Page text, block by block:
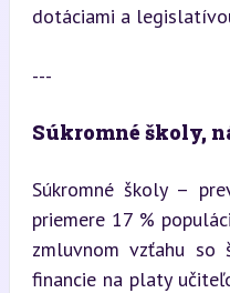
dotáciami a
---
Súkromné školy,
Súkromné školy –
priemere 17 %
zmluvnom vzťahu so
financie na platy